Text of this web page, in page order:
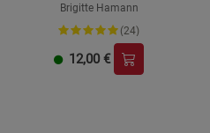
Brigitte Hamann
(24)
12,00 €